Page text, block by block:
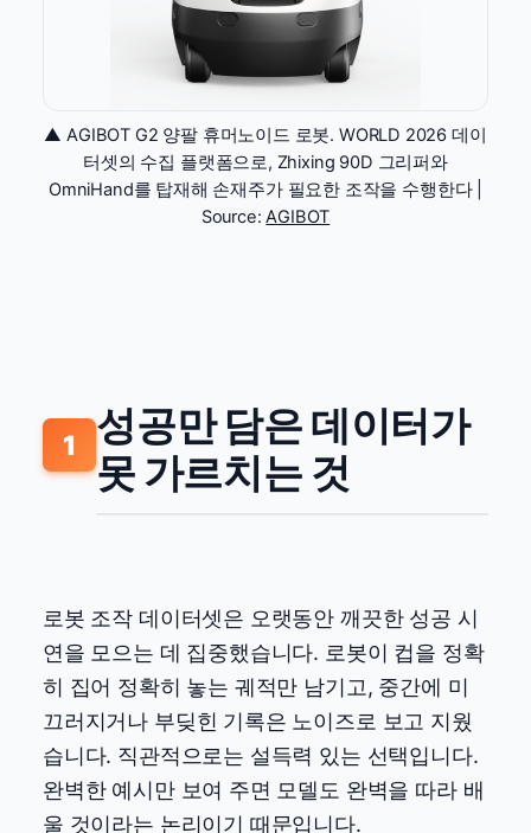
▲ AGIBOT G2 양팔 휴머노이드 로봇. WORLD 2026 데이
터셋의 수집 플랫폼으로, Zhixing 90D 그리퍼와
OmniHand를 탑재해 손재주가 필요한 조작을 수행한다 |
Source:AGIBOT
1
성공만 담은 데이터가
못 가르치는 것
로봇 조작 데이터셋은 오랫동안 깨끗한 성공 시
연을 모으는 데 집중했습니다. 로봇이 컵을 정확
히 집어 정확히 놓는 궤적만 남기고, 중간에 미
끄러지거나 부딪힌 기록은 노이즈로 보고 지웠
습니다. 직관적으로는 설득력 있는 선택입니다.
완벽한 예시만 보여 주면 모델도 완벽을 따라 배
울 것이라는 논리이기 때문입니다.